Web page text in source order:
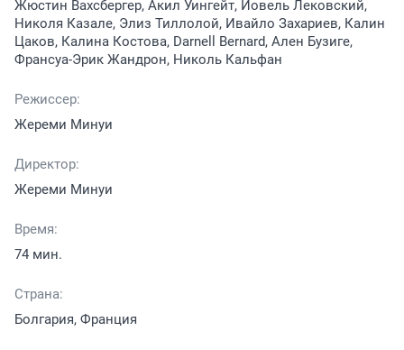
Жюстин Вахсбергер, Акил Уингейт, Йовель Лековский,
Николя Казале, Элиз Тиллолой, Ивайло Захариев, Калин
Цаков, Калина Костова, Darnell Bernard, Ален Бузиге,
Франсуа-Эрик Жандрон, Николь Кальфан
Режиссер:
Жереми Минуи
Директор:
Жереми Минуи
Время:
74 мин.
Страна:
Болгария, Франция